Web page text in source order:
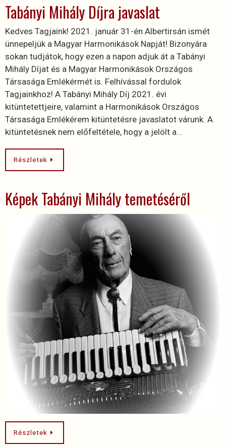
Tabányi Mihály Díjra javaslat
Kedves Tagjaink! 2021. január 31-én Albertirsán ismét
ünnepeljük a Magyar Harmonikások Napját! Bizonyára
sokan tudjátok, hogy ezen a napon adjuk át a Tabányi
Mihály Díjat és a Magyar Harmonikások Országos
Társasága Emlékérmét is. Felhívással fordulok
Tagjainkhoz! A Tabányi Mihály Díj 2021. évi
kitüntetettjeire, valamint a Harmonikások Országos
Társasága Emlékérem kitüntetésre javaslatot várunk. A
kitüntetésnek nem előfeltétele, hogy a jelölt a…
Részletek
Képek Tabányi Mihály temetéséről
Részletek